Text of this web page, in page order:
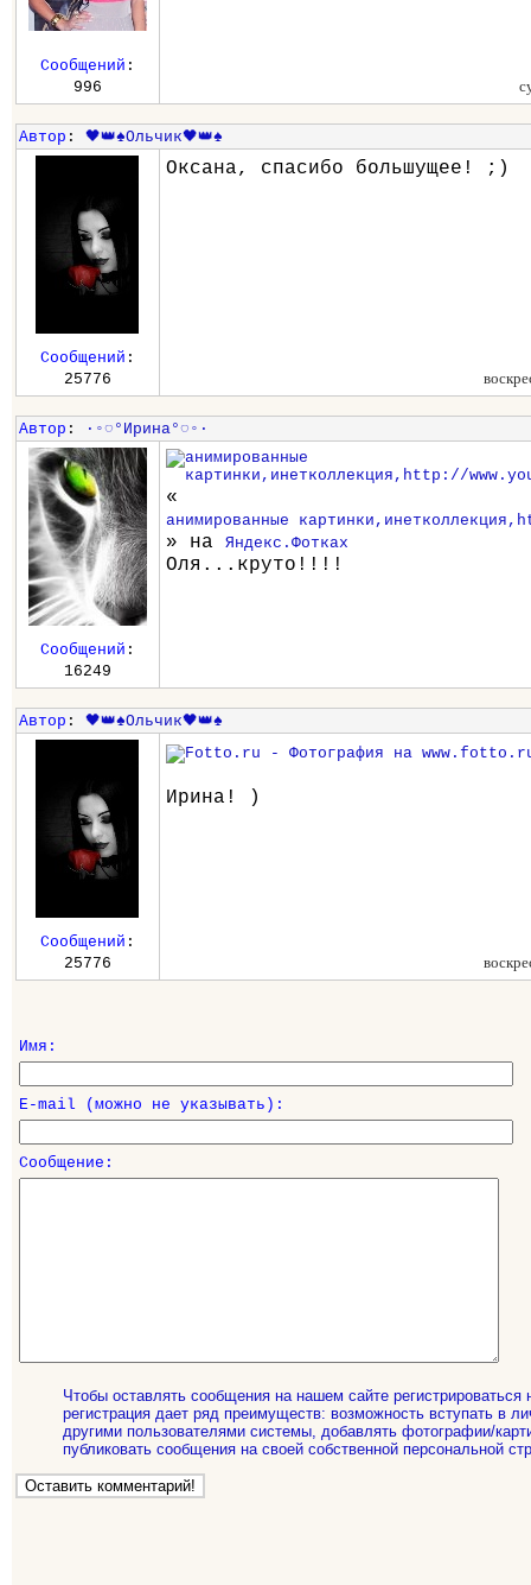
Сообщений :
996
Автор : 🖤👑♠️Ольчик🖤👑♠️
Оксана, спасибо большущее! ;)
Сообщений :
25776
Автор : ∙◦◌°Ирина°◌◦∙
«
анимированные
» наЯндекс.Фотках
Оля...круто!!!!
Сообщений :
16249
Автор : 🖤👑♠️Ольчик🖤👑♠️
Ирина! )
Сообщений :
25776
Имя:
E-mail (можно не указывать):
Сообщение:
Чтобы оставлять сообщения на нашем сайте регистрироваться
регистрация дает ряд преимуществ: возможность вступать в
другими пользователями системы, добавлять фотографии/
публиковать сообщения на своей собственной персональной